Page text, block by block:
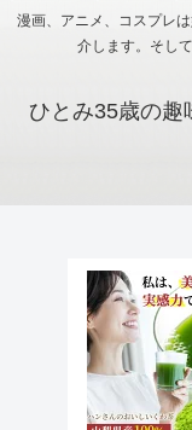
漫画、アニメ、コスプレ
介します。そし
ひとみ35歳の趣